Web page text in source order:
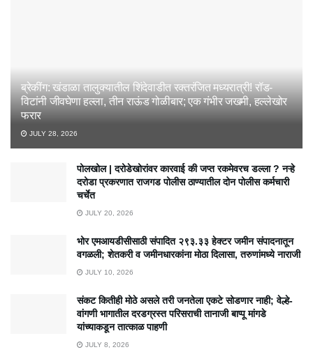
ब्रेकींग: खंडाळा तालुक्यातील शिंदेवाडीत रक्तरंजित मध्यरात्री! रॉड-
विटांनी जीवघेणा हल्ला, तीन राऊंड गोळीबार; एक गंभीर जखमी, हल्लेखोर
फरार
JULY 28, 2026
पोलखोल | दरोडेखोरांवर कारवाई की जप्त रकमेवरच डल्ला ? नऱ्हे
दरोडा प्रकरणात राजगड पोलीस ठाण्यातील दोन पोलीस कर्मचारी
चर्चेत
JULY 20, 2026
भोर एमआयडीसीसाठी संपादित २९३.३३ हेक्टर जमीन संपादनातून
वगळली; शेतकरी व जमीनधारकांना मोठा दिलासा, तरुणांमध्ये नाराजी
JULY 10, 2026
संकट कितीही मोठे असले तरी जनतेला एकटे सोडणार नाही; वेल्हे-
वांगणी भागातील दरडग्रस्त परिसराची तानाजी बाप्पू मांगडे
यांच्याकडून तात्काळ पाहणी
JULY 8, 2026